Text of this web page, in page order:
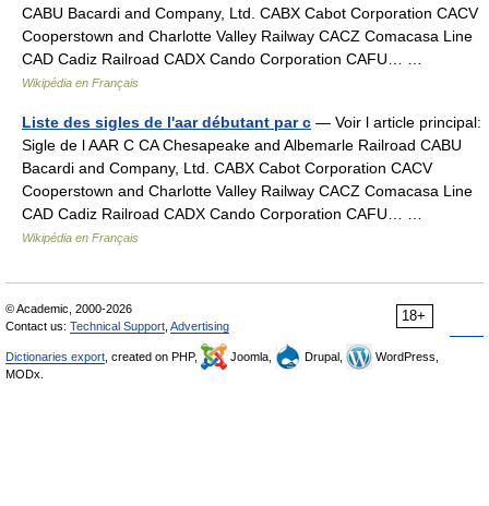
CABU Bacardi and Company, Ltd. CABX Cabot Corporation CACV
Cooperstown and Charlotte Valley Railway CACZ Comacasa Line
CAD Cadiz Railroad CADX Cando Corporation CAFU… …
Wikipédia en Français
Liste des sigles de l'aar débutant par c — Voir l article principal:
Sigle de l AAR C CA Chesapeake and Albemarle Railroad CABU
Bacardi and Company, Ltd. CABX Cabot Corporation CACV
Cooperstown and Charlotte Valley Railway CACZ Comacasa Line
CAD Cadiz Railroad CADX Cando Corporation CAFU… …
Wikipédia en Français
18+
© Academic, 2000-2026
Contact us: Technical Support Advertising
Dictionaries export , created on PHP, Joomla, Drupal,
WordPress,
MODx.